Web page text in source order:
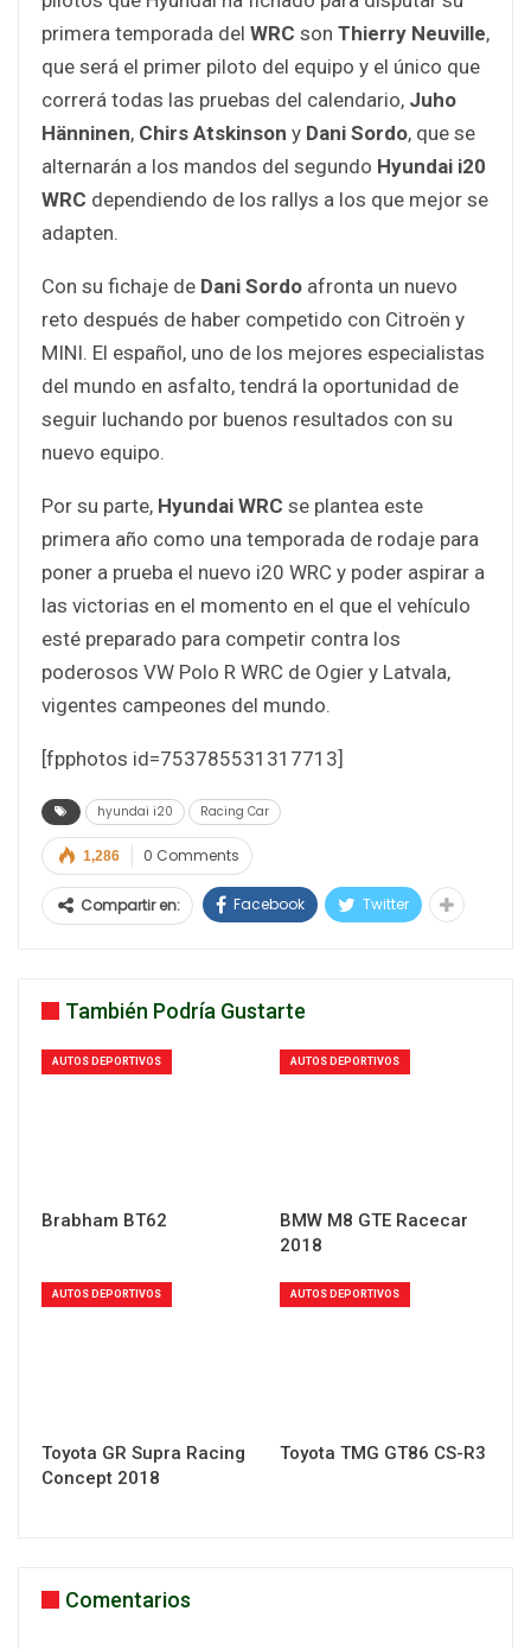
primera temporada del WRC son Thierry Neuville,
que será el primer piloto del equipo y el único que
correrá todas las pruebas del calendario, Juho
Hänninen, Chirs Atskinson y Dani Sordo, que se
alternarán a los mandos del segundo Hyundai i20
WRC dependiendo de los rallys a los que mejor se
adapten.
Con su fichaje de Dani Sordo afronta un nuevo
reto después de haber competido con Citroën y
MINI. El español, uno de los mejores especialistas
del mundo en asfalto, tendrá la oportunidad de
seguir luchando por buenos resultados con su
nuevo equipo.
Por su parte, Hyundai WRC se plantea este
primera año como una temporada de rodaje para
poner a prueba el nuevo i20 WRC y poder aspirar a
las victorias en el momento en el que el vehículo
esté preparado para competir contra los
poderosos VW Polo R WRC de Ogier y Latvala,
vigentes campeones del mundo.
[fpphotos id=753785531317713]
hyundai i20 Racing Car
0 Comments
1,286
Compartir en: Facebook Twitter
También Podría Gustarte
AUTOS DEPORTIVOS
Brabham BT62
AUTOS DEPORTIVOS
BMW M8 GTE Racecar
2018
AUTOS DEPORTIVOS
Toyota GR Supra Racing
Concept 2018
AUTOS DEPORTIVOS
Toyota TMG GT86 CS-R3
Comentarios